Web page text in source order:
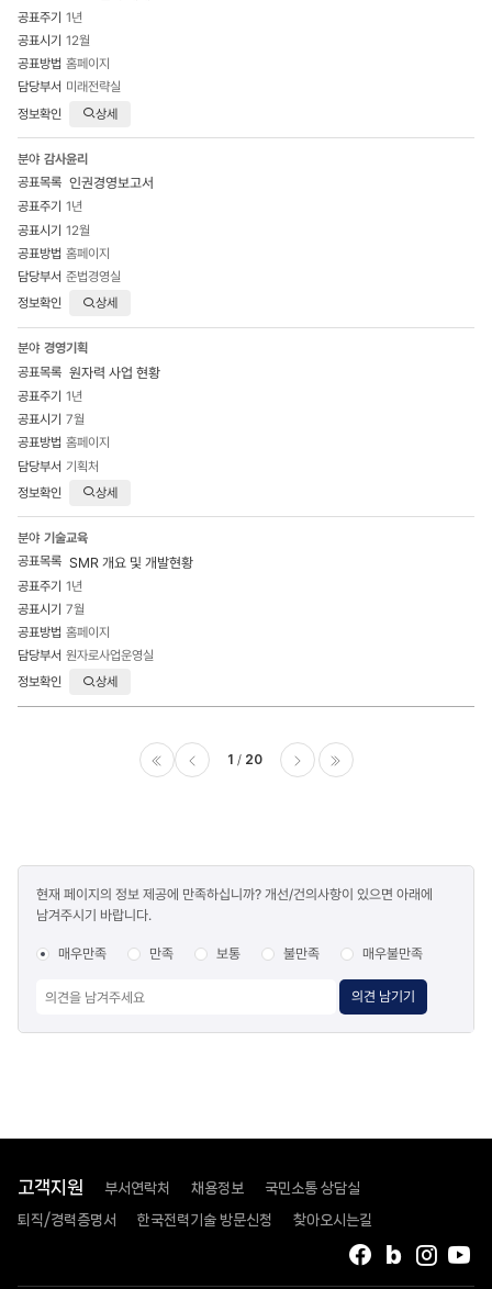
1년
12월
홈페이지
미래전략실
상세
감사윤리
인권경영보고서
1년
12월
홈페이지
준법경영실
상세
경영기획
원자력 사업 현황
1년
7월
홈페이지
기획처
상세
기술교육
SMR 개요 및 개발현황
1년
7월
홈페이지
원자로사업운영실
상세
1 20
만족도
조사
현재 페이지의 정보 제공에 만족하십니까? 개선/건의사항이 있으면 아래에
남겨주시기 바랍니다.
매우만족 만족 보통 불만족 매우불만족
의견 남기기
고객지원 부서연락처 채용정보 국민소통 상담실
퇴직/경력증명서 한국전력기술 방문신청 찾아오시는길